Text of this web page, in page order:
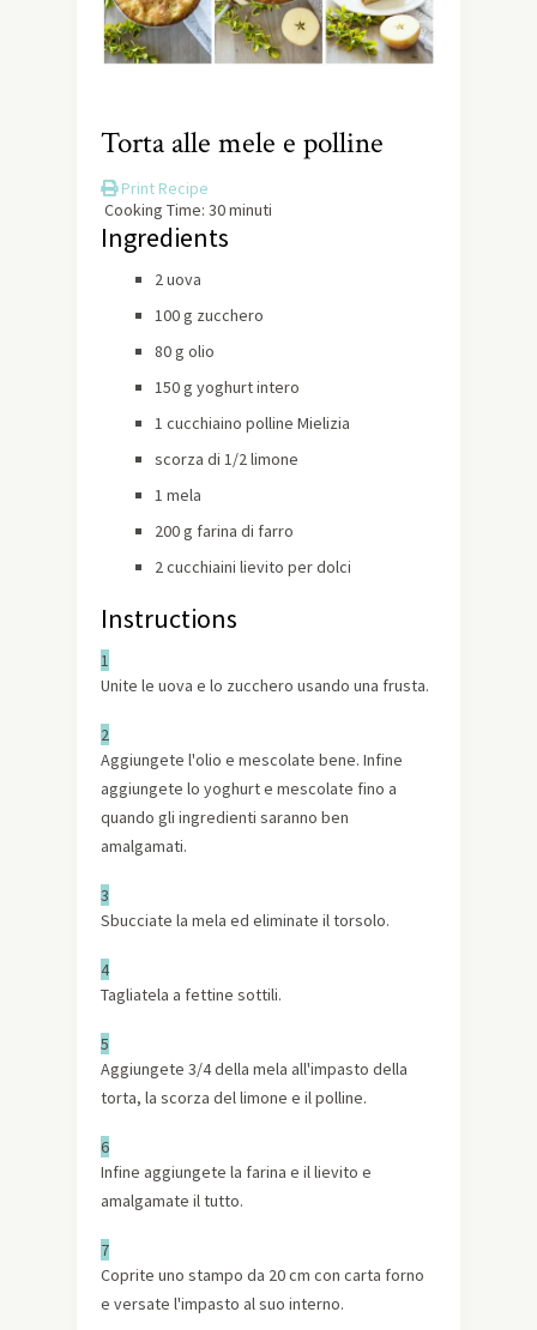
Torta alle mele e polline
Print Recipe
Cooking Time: 30 minuti
Ingredients
2 uova
100 g zucchero
80 g olio
150 g yoghurt intero
1 cucchiaino polline Mielizia
scorza di 1/2 limone
1 mela
200 g farina di farro
2 cucchiaini lievito per dolci
Instructions
1
Unite le uova e lo zucchero usando una frusta.
2
Aggiungete l'olio e mescolate bene. Infine
aggiungete lo yoghurt e mescolate fino a
quando gli ingredienti saranno ben
amalgamati.
3
Sbucciate la mela ed eliminate il torsolo.
4
Tagliatela a fettine sottili.
5
Aggiungete 3/4 della mela all'impasto della
torta, la scorza del limone e il polline.
6
Infine aggiungete la farina e il lievito e
amalgamate il tutto.
7
Coprite uno stampo da 20 cm con carta forno
e versate l'impasto al suo interno.